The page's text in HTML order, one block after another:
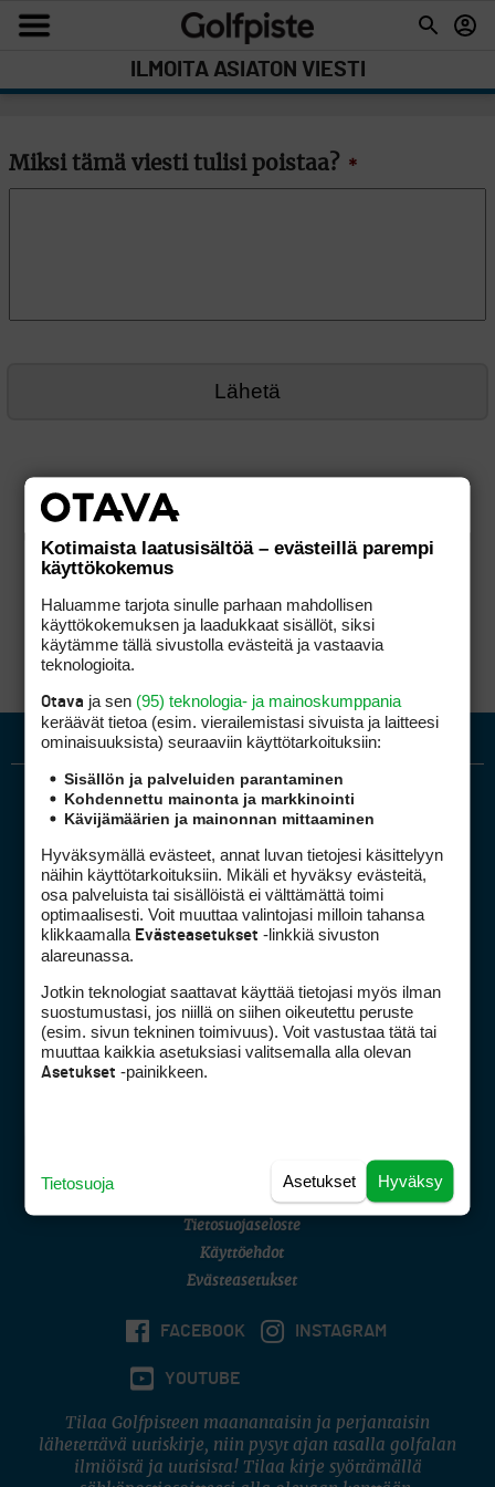
ILMOITA ASIATON VIESTI
Miksi tämä viesti tulisi poistaa? *
Golfpiste mediakortti
Golfpisteen yhteystiedot
DSA avoimuusraportti
Asiakaspalvelu
(digi) digi@otavamedia.fi
Tietosuojaseloste
Käyttöehdot
Evästeasetukset
FACEBOOK INSTAGRAM
YOUTUBE
Tilaa Golfpisteen maanantaisin ja perjantaisin
lähetettävä uutiskirje, niin pysyt ajan tasalla golfalan
ilmiöistä ja uutisista! Tilaa kirje syöttämällä
Kotimaista laatusisältöä – evästeillä parempi
käyttökokemus
Haluamme tarjota sinulle parhaan mahdollisen
käyttökokemuksen ja laadukkaat sisällöt, siksi
käytämme tällä sivustolla evästeitä ja vastaavia
teknologioita.
Otava ja sen (95) teknologia- ja mainoskumppania
keräävät tietoa (esim. vierailemis­tasi sivuista ja laitteesi
ominaisuuk­sista) seuraaviin käyttötarkoituksiin:
Sisällön ja palveluiden parantaminen
Kohdennettu mainonta ja markkinointi
Kävijämäärien ja mainonnan mittaaminen
Hyväksymällä evästeet, annat luvan tietojesi käsittelyyn
näihin käyttötarkoituksiin. Mikäli et hyväksy evästeitä,
osa palveluista tai sisällöistä ei välttämättä toimi
optimaalisesti. Voit muuttaa valintojasi milloin tahansa
klikkaamalla Evästeasetukset -linkkiä sivuston
alareunassa.
Jotkin teknologiat saattavat käyttää tietojasi myös ilman
suostumustasi, jos niillä on siihen oikeutettu peruste
(esim. sivun tekninen toimivuus). Voit vastustaa tätä tai
muuttaa kaikkia asetuksiasi valitsemalla alla olevan
Asetukset -painikkeen.
Hyväksy
Asetukset
Tietosuoja